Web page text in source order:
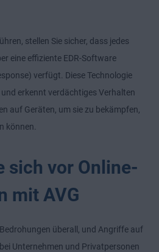
stellen Sie sicher, dass jedes
eine effiziente EDR-Software
verfügt. Diese Technologie
erkennt verdächtiges Verhalten
auf Geräten, um sie zu bekämpfen,
können.
sich vor Online-
mit AVG
überall, und Angriffe auf
Unternehmen und Privatpersonen